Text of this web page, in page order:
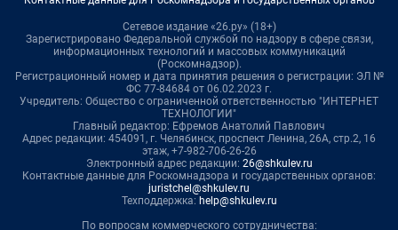
Сетевое издание «26.ру» (18+)
Зарегистрировано Федеральной службой по надзору в сфере связи,
информационных технологий и массовых коммуникаций
(Роскомнадзор).
Регистрационный номер и дата принятия решения о регистрации: ЭЛ №
ФС 77-84684 от 06.02.2023 г.
Учредитель: Общество с ограниченной ответственностью "ИНТЕРНЕТ
ТЕХНОЛОГИИ"
Главный редактор: Ефремов Анатолий Павлович
Адрес редакции: 454091, г. Челябинск, проспект Ленина, 26А, стр.2, 16
этаж, +7-982-706-26-26
Электронный адрес редакции: 26@shkulev.ru
Контактные данные для Роскомнадзора и государственных органов:
juristchel@shkulev.ru
Техподдержка: help@shkulev.ru
По вопросам коммерческого сотрудничества: